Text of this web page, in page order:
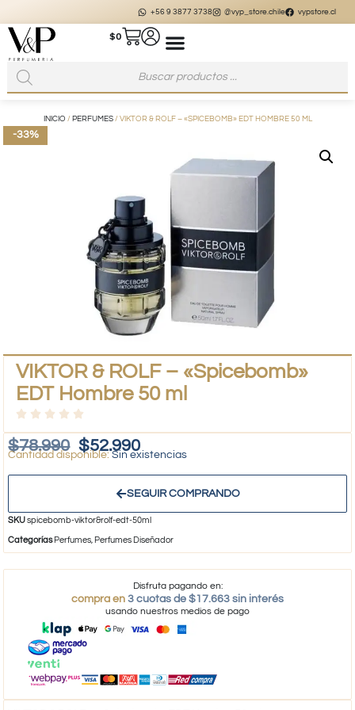
+56 9 3877 3738 @vyp_store.chile vypstore.cl
$0
INICIO / PERFUMES/ VIKTOR & ROLF – «SPICEBOMB» EDT HOMBRE 50 ML
-33%
VIKTOR & ROLF – «Spicebomb»
EDT Hombre 50 ml
$78.990 $52.990
Sin existencias
SEGUIR COMPRANDO
SKUspicebomb-viktor&rolf-edt-50ml
Categorías Perfumes, Perfumes Diseñador
Disfruta pagando en:
compra en 3 cuotas de $17.663 sin interés
usando nuestros medios de pago